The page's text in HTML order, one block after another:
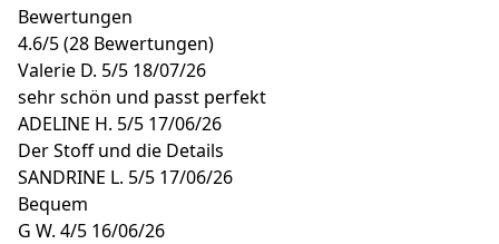
Bewertungen
4.6/5(28 Bewertungen)
Valerie D. 5/5 18/07/26
sehr schön und passt perfekt
ADELINE H. 5/5 17/06/26
Der Stoff und die Details
SANDRINE L. 5/5 17/06/26
Bequem
G W. 4/5 16/06/26